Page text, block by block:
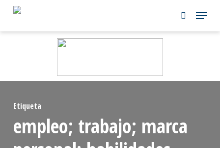
Skip
Etiqueta
empleo; trabajo; marca